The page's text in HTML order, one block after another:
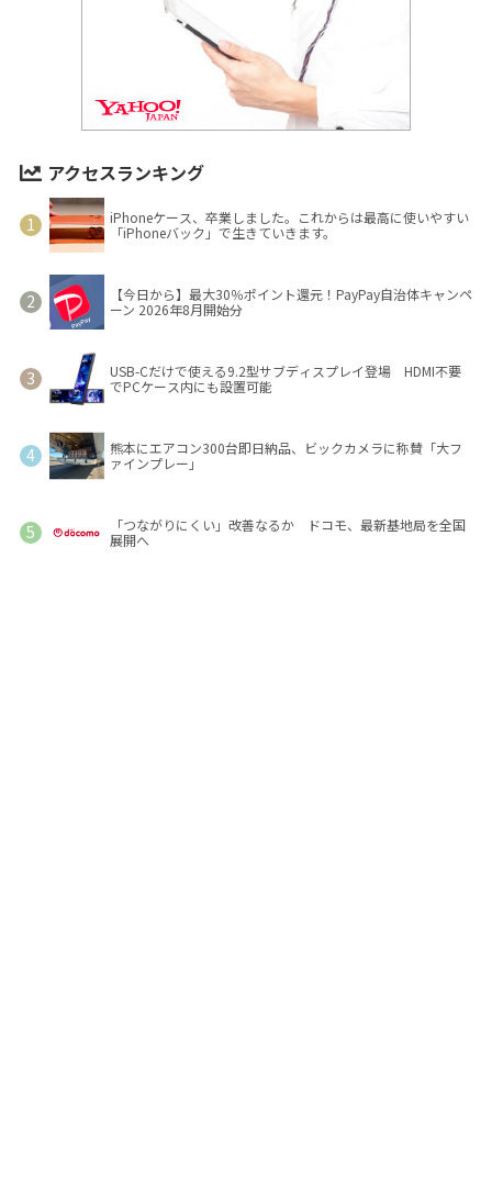
アクセスランキング
iPhoneケース、卒業しました。これからは最高に使いやすい
「iPhoneバック」で生きていきます。
【今日から】最大30％ポイント還元！PayPay自治体キャンペ
ーン 2026年8月開始分
USB-Cだけで使える9.2型サブディスプレイ登場 HDMI不要
でPCケース内にも設置可能
熊本にエアコン300台即日納品、ビックカメラに称賛「大フ
ァインプレー」
「つながりにくい」改善なるか ドコモ、最新基地局を全国
展開へ